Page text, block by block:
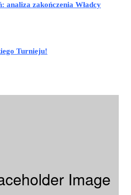
analiza zakończenia Władcy
Turnieju!